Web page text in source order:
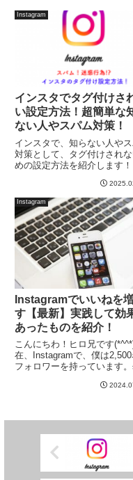
解決策としては、もう一度、
に公開したいストーリーをア
し直す事ですね。一度親しい
Instagram
インスタでタグ付けさ
い設定方法！超簡単な
ない人やスパム対策！
インスタで、知らない人や
対策として、タグ付けされ
めの設定方法を紹介します！
ムです。しかも何度も来ます
らない人やエロ垢と思われ
さんの写真に勝手にタグ付け
ないように設定しておけば、
ま...
Instagram
Instagramでいいねを
す【最新】実践して効
あったものを紹介！
こんにちわ！ヒロ兄です
在、Instagramで、僕は
フォロワーを持っています
さんをたくさん持っている方
を投稿して...